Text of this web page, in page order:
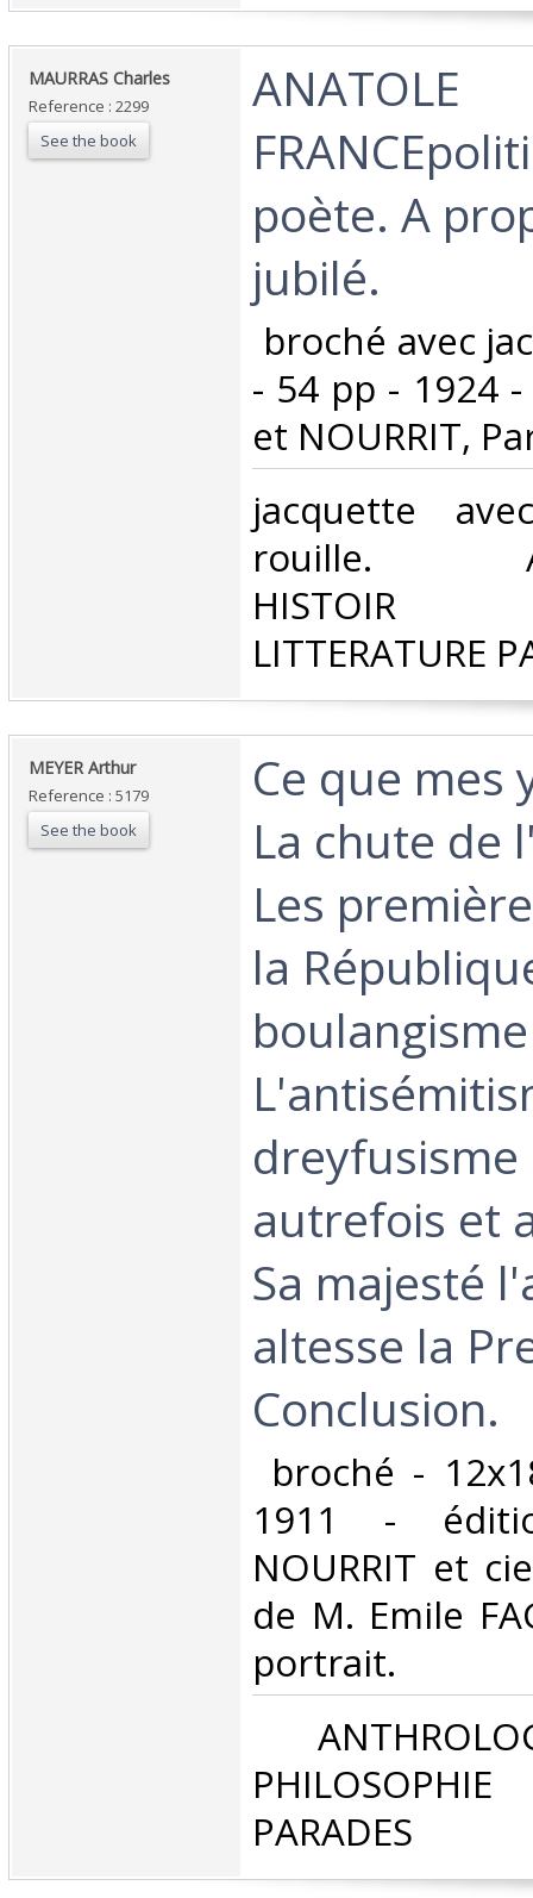
‎MAURRAS Charles‎
Reference : 2299
See the book
‎ANATOLE
poète. A
jubilé.‎
broché avec
- 54 pp - 1924
et NOURRIT,
‎jacquette
rouille.
HISTOIR
LITTERATURE
‎MEYER Arthur‎
Reference : 5179
See the book
‎Ce que mes
La chute de
Les
la
dreyfusisme
autrefois et
Sa majesté
altesse la
Conclusion.‎
broché -
1911 -
NOURRIT et
de M. Emile
portrait.‎
PHILOSOPHIE
PARADES‎